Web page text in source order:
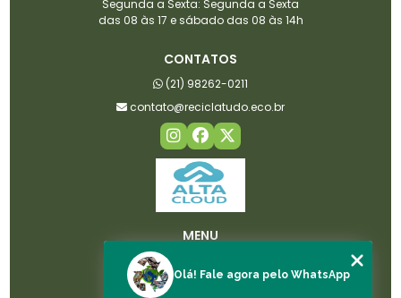
Segunda a Sexta: Segunda a Sexta
das 08 às 17 e sábado das 08 às 14h
CONTATOS
(21) 98262-0211
contato@reciclatudo.eco.br
MENU
SOBRE NÓS
Olá! Fale agora pelo WhatsApp